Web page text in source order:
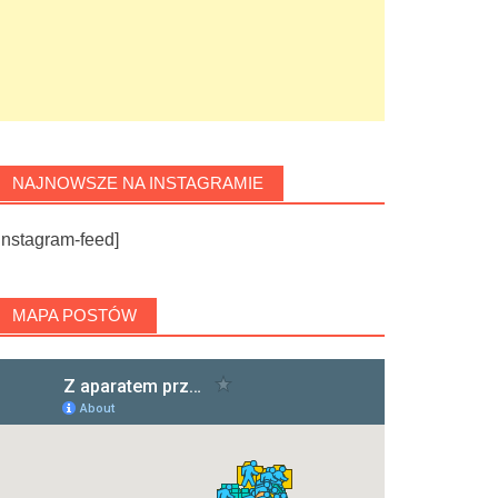
NAJNOWSZE NA INSTAGRAMIE
feed]
MAPA POSTÓW